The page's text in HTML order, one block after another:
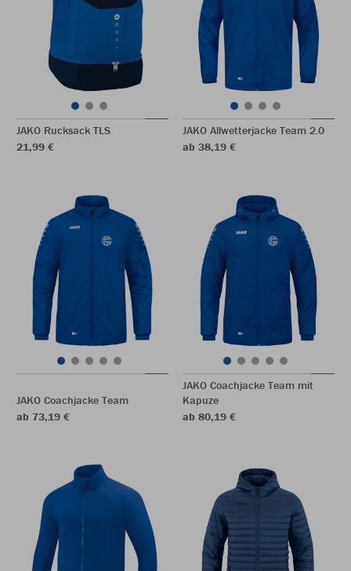
JAKO Rucksack TLS
21,99 €
JAKO Allwetterjacke Team 2.0
ab 38,19 €
JAKO Coachjacke Team
ab 73,19 €
JAKO Coachjacke Team mit
Kapuze
ab 80,19 €